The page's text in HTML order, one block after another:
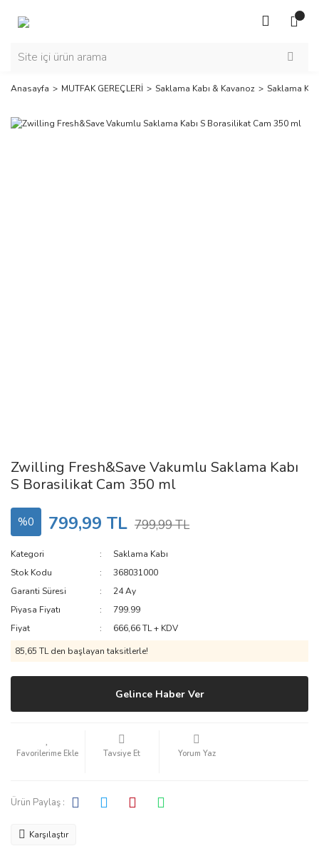
Anasayfa MUTFAK GEREÇLERİ Saklama Kabı & Kavanoz Saklama
Zwilling Fresh&Save Vakumlu Saklama Kabı
S Borasilikat Cam 350 ml
%0 799,99 TL 799,99 TL
Kategori
Saklama Kabı
Stok Kodu
368031000
Garanti Süresi
24 Ay
Piyasa Fiyatı
799.99
Fiyat
666,66 TL + KDV
85,65 TL den başlayan taksitlerle!
Gelince Haber Ver
Tavsiye Et Yorum Yaz
Ürün Paylaş :
Karşılaştır